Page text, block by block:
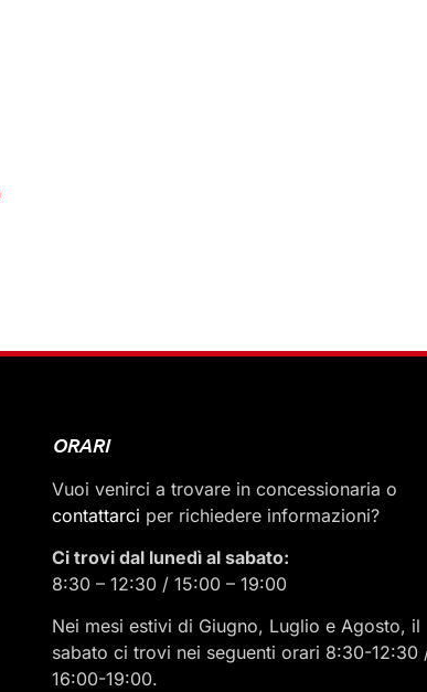
ORARI
Vuoi venirci a trovare in concessionaria o
contattarci per richiedere informazioni?
Ci trovi dal lunedì al sabato:
8:30 – 12:30 / 15:00 – 19:00
Nei mesi estivi di Giugno, Luglio e Agosto, il
sabato ci trovi nei seguenti orari 8:30-12:30
16:00-19:00.